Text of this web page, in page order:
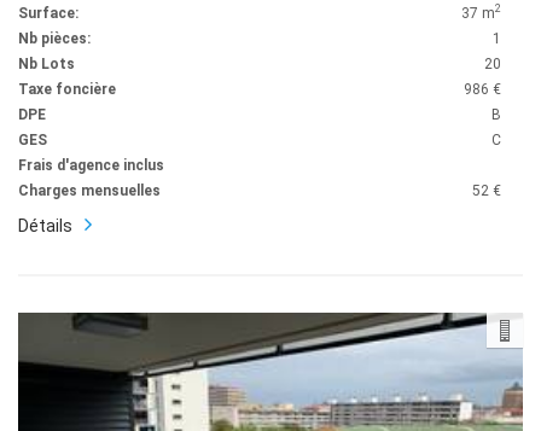
Surface:
37 m2
Nb pièces:
1
Nb Lots
20
Taxe foncière
986 €
DPE
B
GES
C
Frais d'agence inclus
Charges mensuelles
52 €
Détails